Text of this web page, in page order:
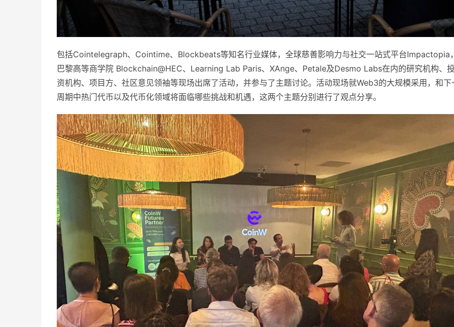
包括Cointelegraph、Cointime、Blockbeats等知名行业媒体，全球慈善影响力与社交一站式平台Impactopia
巴黎高等商学院 Blockchain@HEC、Learning Lab Paris、XAnge、Petale及Desmo Labs在内的研究机构、
资机构、项目方、社区意见领袖等现场出席了活动，并参与了主题讨论。活动现场就Web3的大规模采用，和下
周期中热门代币以及代币化领域将面临哪些挑战和机遇，这两个主题分别进行了观点分享。